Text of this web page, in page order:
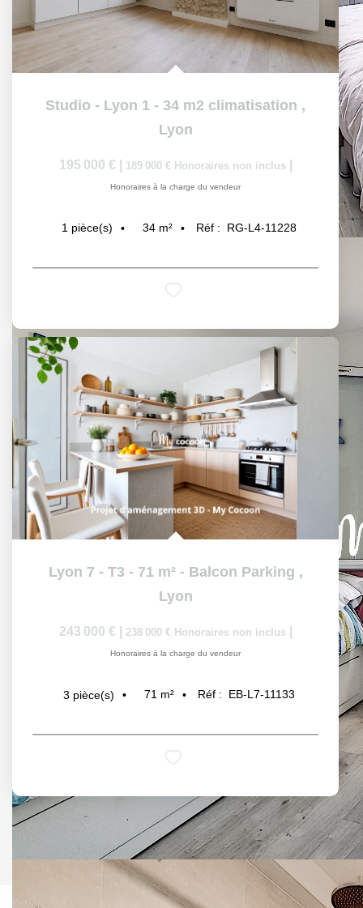
Studio - Lyon 1 - 34 m2 climatisation ,
Lyon
195 000 € 189 000 € Honoraires non inclus
Honoraires à la charge du vendeur
1 pièce(s) 34 m² Réf : RG-L4-11228
Lyon 7 - T3 - 71 m² - Balcon Parking ,
Lyon
243 000 € 238 000 € Honoraires non inclus
Honoraires à la charge du vendeur
3 pièce(s) 71 m² Réf : EB-L7-11133